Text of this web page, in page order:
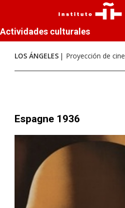
Actividades culturales
LOS ÁNGELES Proyección de cine
Espagne 1936